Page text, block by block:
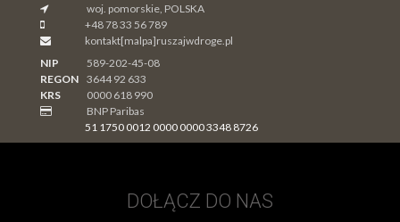
woj. pomorskie, POLSKA
+48 78 33 56 789
kontakt[malpa]ruszajwdroge.pl
NIP
589-202-45-08
REGON
3644 92 633
KRS
0000 618 990
BNP Paribas
51 1750 0012 0000 0000 3348 8726
DOŁĄCZ DO NAS